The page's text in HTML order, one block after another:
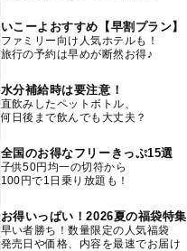
いこーよおすすめ【早割プラン】
ファミリー向け人気ホテルも！
旅行の予約は早めが断然お得♪
水分補給時は要注意！
直飲みしたペットボトル、
何日後まで飲んでも大丈夫？
全国のお得なフリーきっぷ15選
子供50円均一の切符から
100円で1日乗り放題も！
お得いっぱい！2026夏の福袋特集
早い者勝ち！数量限定の人気福袋
発売日や価格、内容を最速でお届け